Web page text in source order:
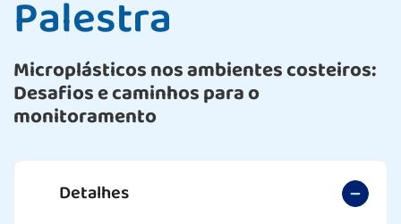
Palestra
Microplásticos nos ambientes costeiros:
Desafios e caminhos para o
monitoramento
Detalhes